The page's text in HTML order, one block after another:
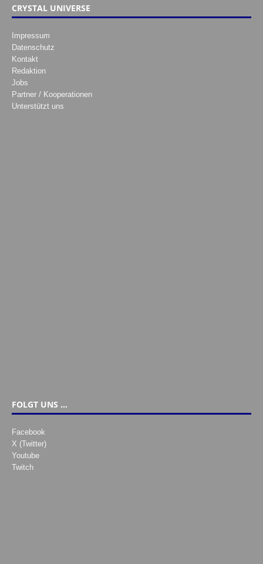
CRYSTAL UNIVERSE
Impressum
Datenschutz
Kontakt
Redaktion
Jobs
Partner / Kooperationen
Unterstützt uns
FOLGT UNS …
Facebook
X (Twitter)
Youtube
Twitch